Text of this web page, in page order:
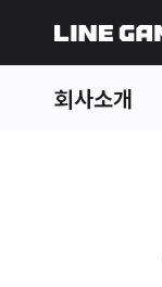
회사소개